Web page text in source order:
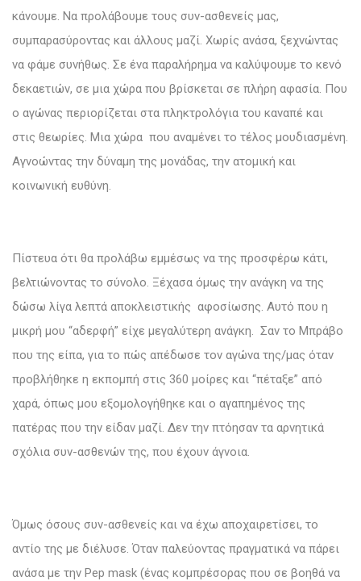
κάνουμε. Να προλάβουμε τους συν-ασθενείς μας,
συμπαρασύροντας και άλλους μαζί. Χωρίς ανάσα, ξεχνώντας
να φάμε συνήθως. Σε ένα παραλήρημα να καλύψουμε το κενό
δεκαετιών, σε μια χώρα που βρίσκεται σε πλήρη αφασία. Που
ο αγώνας περιορίζεται στα πληκτρολόγια του καναπέ και
στις θεωρίες. Μια χώρα που αναμένει το τέλος μουδιασμένη.
Αγνοώντας την δύναμη της μονάδας, την ατομική και
κοινωνική ευθύνη.
Πίστευα ότι θα προλάβω εμμέσως να της προσφέρω κάτι,
βελτιώνοντας το σύνολο. Ξέχασα όμως την ανάγκη να της
δώσω λίγα λεπτά αποκλειστικής αφοσίωσης. Αυτό που η
μικρή μου “αδερφή” είχε μεγαλύτερη ανάγκη. Σαν το Μπράβο
που της είπα, για το πώς απέδωσε τον αγώνα της/μας όταν
προβλήθηκε η εκπομπή στις 360 μοίρες και “πέταξε” από
χαρά, όπως μου εξομολογήθηκε και ο αγαπημένος της
πατέρας που την είδαν μαζί. Δεν την πτόησαν τα αρνητικά
σχόλια συν-ασθενών της, που έχουν άγνοια.
Όμως όσους συν-ασθενείς και να έχω αποχαιρετίσει, το
αντίο της με διέλυσε. Όταν παλεύοντας πραγματικά να πάρει
ανάσα με την Pep mask (ένας κομπρέσορας που σε βοηθά να